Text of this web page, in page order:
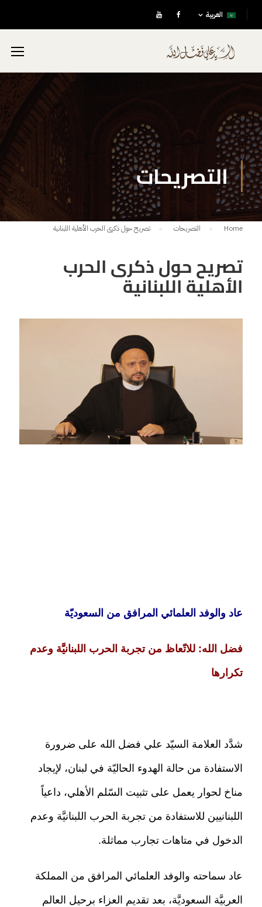
العربية
التصريحات
Home التصريحات تصريح حول ذكرى الحرب الأهلية اللبنانية
تصريح حول ذكرى الحرب
الأهلية اللبنانية
عاد والوفد العلمائي المرافق من السعوديّة
فضل الله: للاتّعاظ من تجربة الحرب اللبنانيَّة وعدم
تكرارها
شدَّد العلامة السيّد علي فضل الله على ضرورة
الاستفادة من حالة الهدوء الحاليّة في لبنان، لإيجاد
مناخ لحوار يعمل على تثبيت السّلم الأهلي، داعياً
اللبنانيين للاستفادة من تجربة الحرب اللبنانيَّة وعدم
الدخول في متاهات تجارب مماثلة.
عاد سماحته والوفد العلمائي المرافق من المملكة
العربيَّة السعوديَّة، بعد تقديم العزاء برحيل العالم